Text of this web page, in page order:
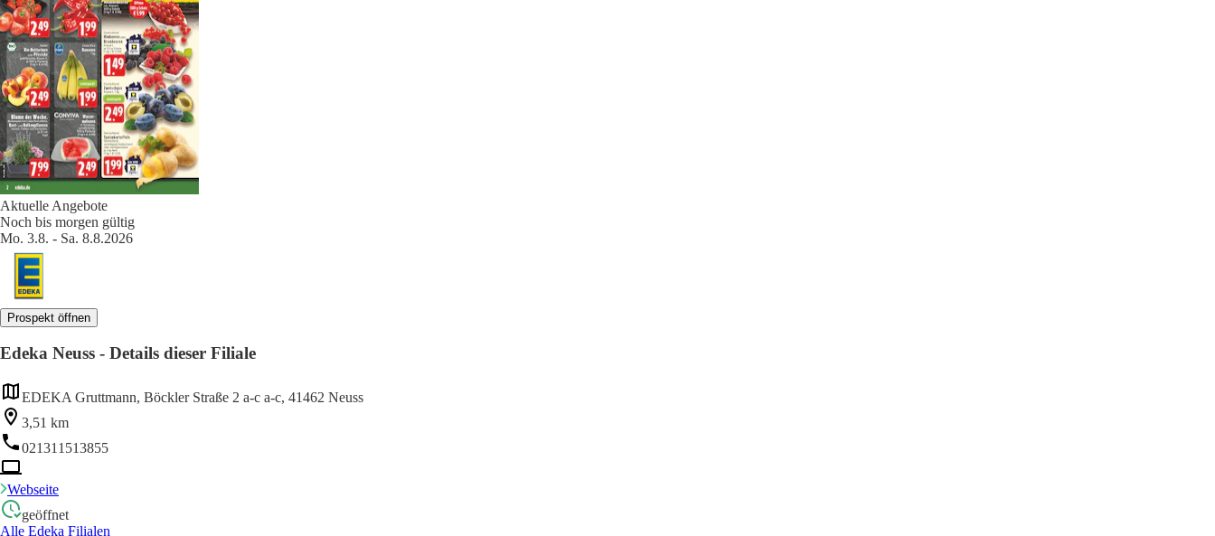
Aktuelle Angebote
Noch bis morgen gültig
Mo. 3.8. - Sa. 8.8.2026
Prospekt öffnen
Edeka Neuss - Details dieser Filiale
EDEKA Gruttmann, Böckler Straße 2 a-c a-c, 41462 Neuss
3,51 km
021311513855
Webseite
geöffnet
Alle Edeka Filialen